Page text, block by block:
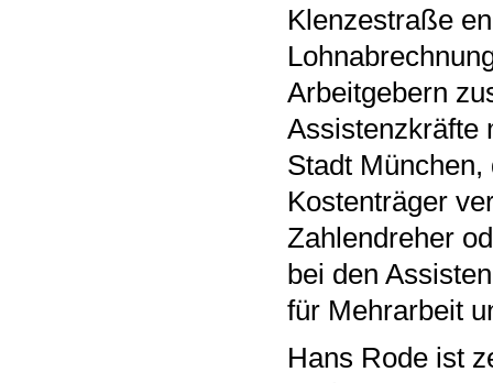
Klenzestraße
Arbeitgebern
Assistenzkräfte
Stadt
Kostenträger
Zahlendreher
bei den
für Mehrarbeit
Hans Rode ist